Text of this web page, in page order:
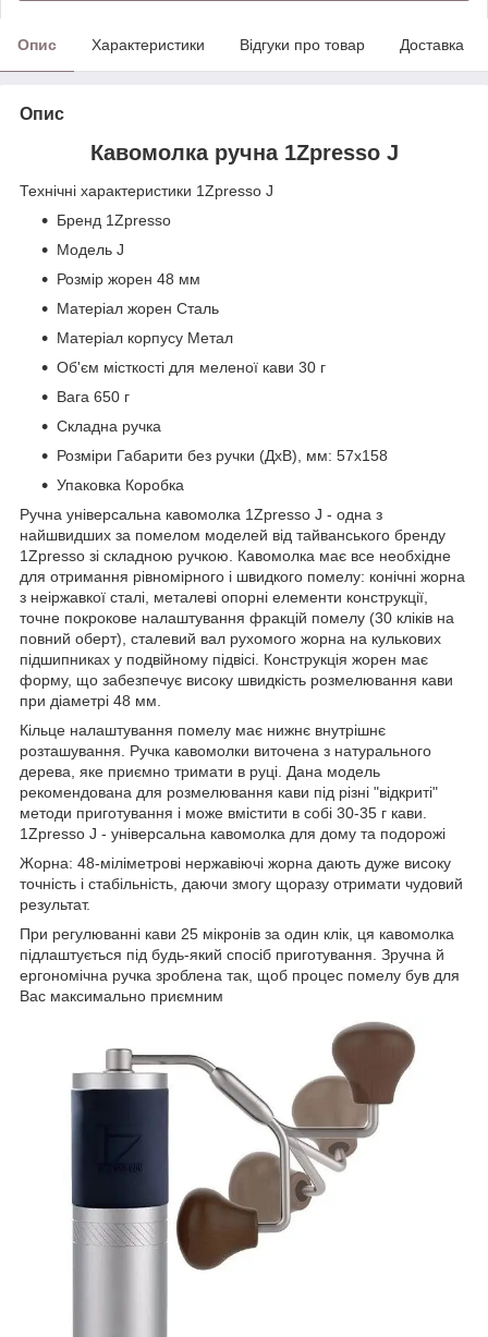
Опис Характеристики Відгуки про товар Доставка
Опис
Кавомолка ручна 1Zpresso J
Технічні характеристики 1Zpresso J
Бренд 1Zpresso
Модель J
Розмір жорен 48 мм
Матеріал жорен Сталь
Матеріал корпусу Метал
Об'єм місткості для меленої кави 30 г
Вага 650 г
Складна ручка
Розміри Габарити без ручки (ДхВ), мм: 57x158
Упаковка Коробка
Ручна універсальна кавомолка 1Zpresso J - одна з
найшвидших за помелом моделей від тайванського бренду
1Zpresso зі складною ручкою. Кавомолка має все необхідне
для отримання рівномірного і швидкого помелу: конічні жорна
з неіржавкої сталі, металеві опорні елементи конструкції,
точне покрокове налаштування фракцій помелу (30 кліків на
повний оберт), сталевий вал рухомого жорна на кулькових
підшипниках у подвійному підвісі. Конструкція жорен має
форму, що забезпечує високу швидкість розмелювання кави
при діаметрі 48 мм.
Кільце налаштування помелу має нижнє внутрішнє
розташування. Ручка кавомолки виточена з натурального
дерева, яке приємно тримати в руці. Дана модель
рекомендована для розмелювання кави під різні "відкриті"
методи приготування і може вмістити в собі 30-35 г кави.
1Zpresso J - універсальна кавомолка для дому та подорожі
Жорна: 48-міліметрові нержавіючі жорна дають дуже високу
точність і стабільність, даючи змогу щоразу отримати чудовий
результат.
При регулюванні кави 25 мікронів за один клік, ця кавомолка
підлаштується під будь-який спосіб приготування. Зручна й
ергономічна ручка зроблена так, щоб процес помелу був для
Вас максимально приємним